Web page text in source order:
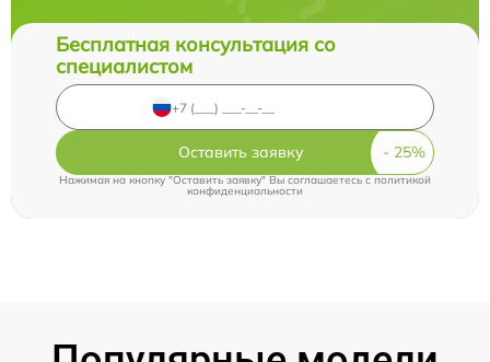
Бесплатная консультация со
специалистом
Оставить заявку
Нажимая на кнопку "Оставить заявку" Вы соглашаетесь cполитикой
конфиденциальности